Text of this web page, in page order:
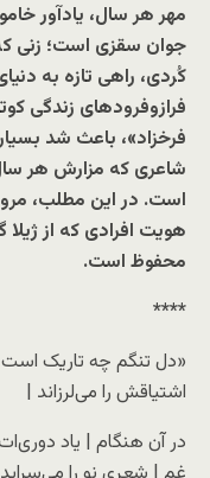
مهر هر سال، یادآور
کُردی، راهی تازه به
فراز‌وفرودهای زندگی
فرخزاد»، باعث شد
شاعری که مزارش هر
است. در این مطلب،
هویت افرادی که از ژیلا
محفوظ است.
****
«دل تنگم چه تاریک
اشتیاقش را می‌لرزاند |
در آن هنگام | یاد